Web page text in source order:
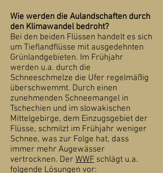
Wie werden die Aulandschaften durch
den Klimawandel bedroht?
Bei den beiden Flüssen handelt es sich
um Tieflandflüsse mit ausgedehnten
Grünlandgebieten. Im Frühjahr
werden u.a. durch die
Schneeschmelze die Ufer regelmäßig
überschwemmt. Durch einen
zunehmenden Schneemangel in
Tschechien und im slowakischen
Mittelgebirge, dem Einzugsgebiet der
Flüsse, schmilzt im Frühjahr weniger
Schnee, was zur Folge hat, dass
immer mehr Augewässer
vertrocknen. Der WWF schlägt u.a.
folgende Lösungen vor: